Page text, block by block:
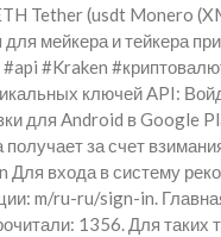
Tether (usdt Monero
мейкера и тейкера
#Kraken
ключей API:
для Android в Google
за счет
Для входа в систему
m/ru-ru/sign-in.
1356. Для